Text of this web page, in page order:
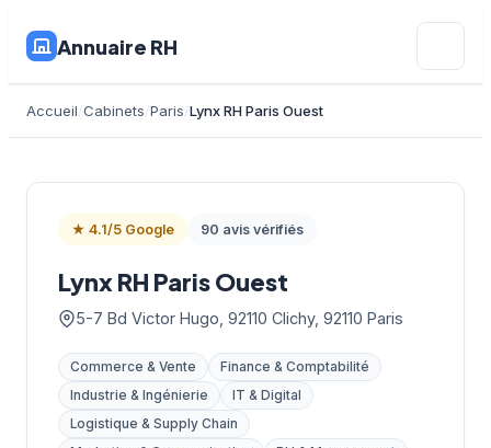
Annuaire RH
Accueil Cabinets Paris Lynx RH Paris Ouest
★ 4.1/5 Google 90 avis vérifiés
Lynx RH Paris Ouest
5-7 Bd Victor Hugo, 92110 Clichy, 92110 Paris
Commerce & Vente
Finance & Comptabilité
Industrie & Ingénierie
IT & Digital
Logistique & Supply Chain